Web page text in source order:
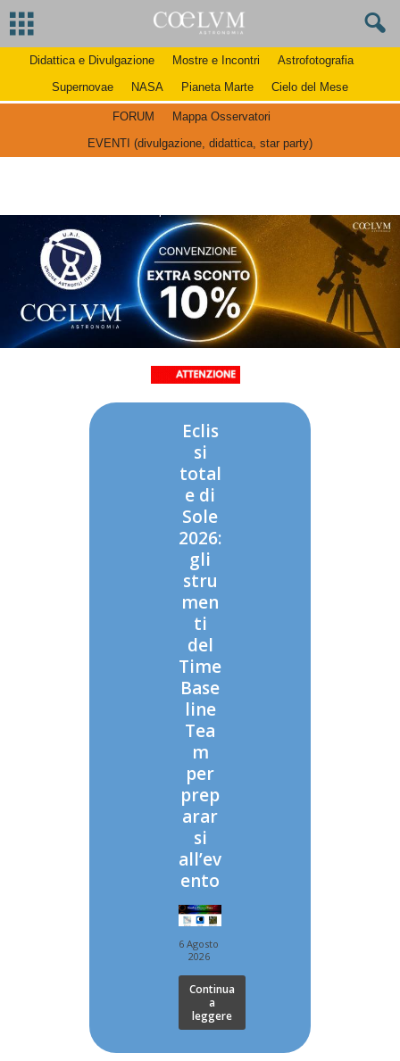
Didattica e Divulgazione Mostre e Incontri
Astrofotografia
Supernovae
NASA Pianeta Marte Cielo del Mese
FORUM
Mappa Osservatori
EVENTI (divulgazione, didattica, star party)
Eclis
si
total
e di
Sole
2026:
gli
stru
men
ti
del
Time
Base
line
Tea
m
per
prep
arar
si
all’ev
ento
6 Agosto
2026
Continua
a
leggere